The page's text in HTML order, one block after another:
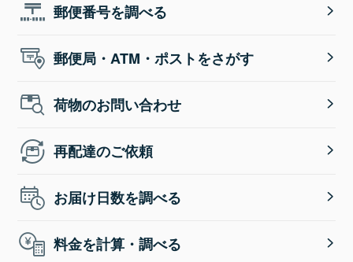
郵便番号を調べる
郵便局・ATM・ポストをさがす
荷物のお問い合わせ
再配達のご依頼
お届け日数を調べる
料金を計算・調べる